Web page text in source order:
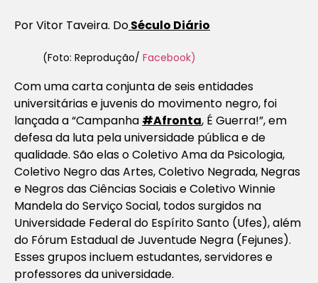
Por Vitor Taveira. DoSéculo Diário
(Foto: Reprodução/ Facebook)
Com uma carta conjunta de seis entidades
universitárias e juvenis do movimento negro, foi
lançada a “Campanha #Afronta, É Guerra!”, em
defesa da luta pela universidade pública e de
qualidade. São elas o Coletivo Ama da Psicologia,
Coletivo Negro das Artes, Coletivo Negrada, Negras
e Negros das Ciências Sociais e Coletivo Winnie
Mandela do Serviço Social, todos surgidos na
Universidade Federal do Espírito Santo (Ufes), além
do Fórum Estadual de Juventude Negra (Fejunes).
Esses grupos incluem estudantes, servidores e
professores da universidade.